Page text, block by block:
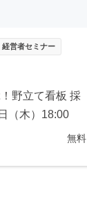
経営者セミナー
野立て看板 採
（木）18:00
無料